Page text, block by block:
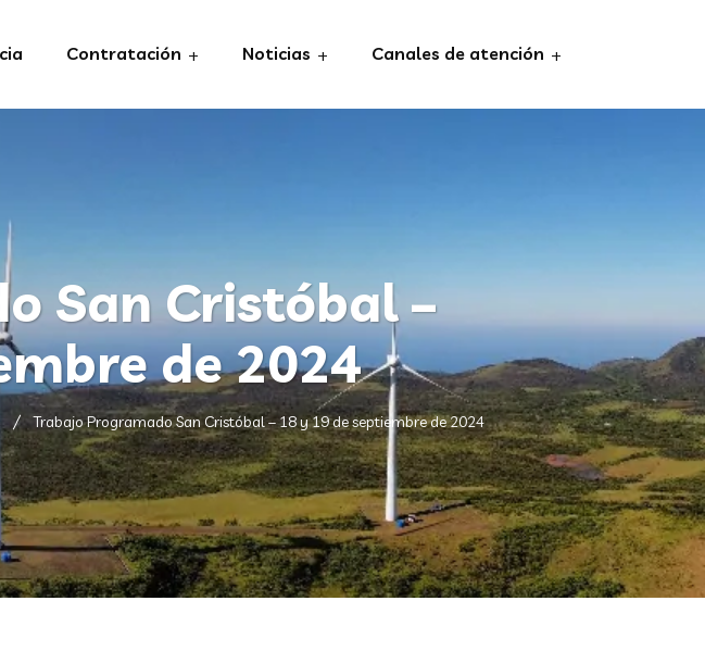
Contratación Noticias Canales de atención
San Cristóbal –
de 2024
Trabajo Programado San Cristóbal – 18 y 19 de septiembre de 2024